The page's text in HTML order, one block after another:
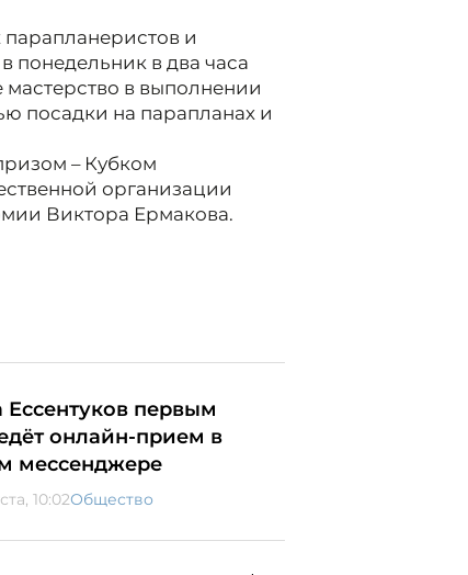
и
понедельник в два часа
в выполнении
посадки на парапланах и
– Кубком
организации
Виктора Ермакова.
Ессентуков первым
онлайн-прием в
мессенджере
10:02Общество